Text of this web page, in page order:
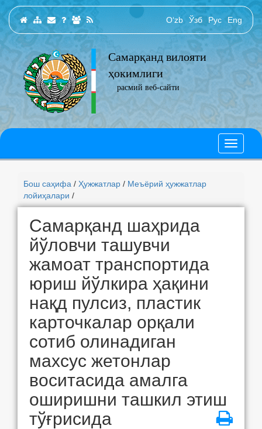
O‘zb Ўзб Рус Eng
Самарқанд вилояти
ҳокимлиги
расмий веб-сайти
Бош саҳифа / Ҳужжатлар / Меъёрий ҳужжатлар
лойиҳалари /
Самарқанд шаҳрида
йўловчи ташувчи
жамоат транспортида
юриш йўлкира ҳақини
нақд пулсиз, пластик
карточкалар орқали
сотиб олинадиган
махсус жетонлар
воситасида амалга
оширишни ташкил этиш
тўғрисида